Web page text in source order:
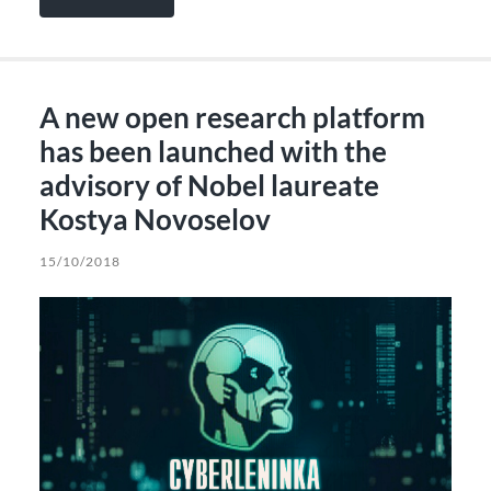
A new open research platform
has been launched with the
advisory of Nobel laureate
Kostya Novoselov
15/10/2018